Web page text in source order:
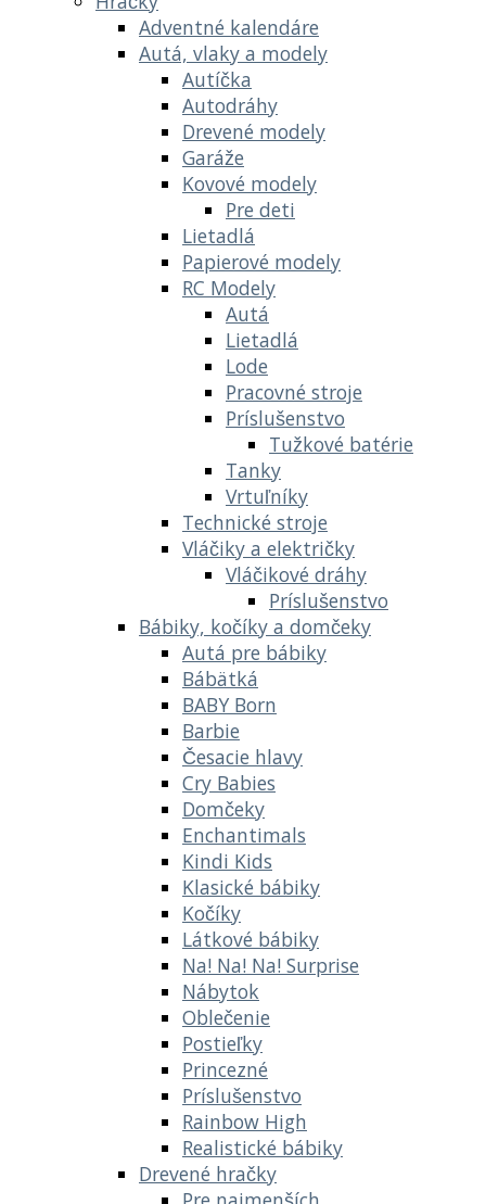
Adventné kalendáre
Autá, vlaky a modely
Autíčka
Autodráhy
Drevené modely
Garáže
Kovové modely
Pre deti
Lietadlá
Papierové modely
RC Modely
Autá
Lietadlá
Lode
Pracovné stroje
Príslušenstvo
Tužkové batérie
Tanky
Vrtuľníky
Technické stroje
Vláčiky a električky
Vláčikové dráhy
Príslušenstvo
Bábiky, kočíky a domčeky
Autá pre bábiky
Bábätká
BABY Born
Barbie
Česacie hlavy
Cry Babies
Domčeky
Enchantimals
Kindi Kids
Klasické bábiky
Kočíky
Látkové bábiky
Na! Na! Na! Surprise
Nábytok
Oblečenie
Postieľky
Princezné
Príslušenstvo
Rainbow High
Realistické bábiky
Drevené hračky